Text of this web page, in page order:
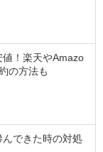
！楽天やAmazo
の方法も
できた時の対処